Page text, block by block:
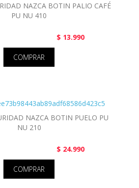
NAZCA BOTIN PALIO CAFÉ
PU NU 410
$ 13.990
COMPRAR
NAZCA BOTIN PUELO PU
NU 210
$ 24.990
COMPRAR